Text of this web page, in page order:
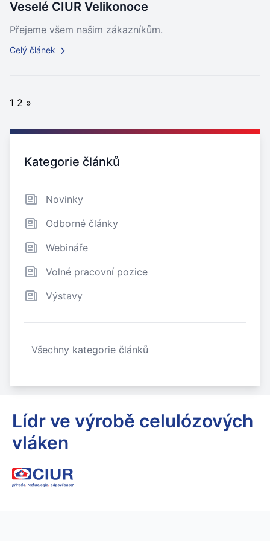
Veselé CIUR Velikonoce
Přejeme všem našim zákazníkům.
Celý článek
1 2 »
Zajímavé odkazy
Kategorie článků
Novinky
Odborné články
Webináře
Volné pracovní pozice
Výstavy
Všechny kategorie článků
Lídr ve výrobě celulózových
vláken